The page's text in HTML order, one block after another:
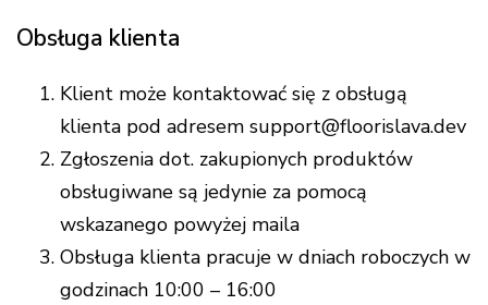
Obsługa klienta
Klient może kontaktować się z obsługą
klienta pod adresem support@floorislava.dev
Zgłoszenia dot. zakupionych produktów
obsługiwane są jedynie za pomocą
wskazanego powyżej maila
Obsługa klienta pracuje w dniach roboczych w
godzinach 10:00 – 16:00